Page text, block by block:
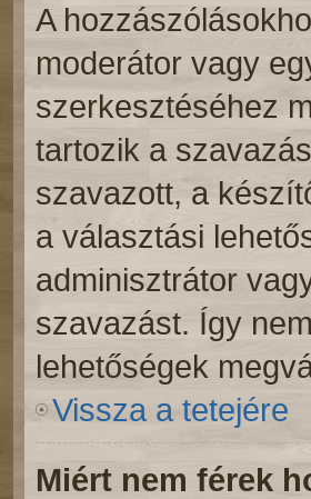
A
moderátor vagy
szerkesztéséhez
tartozik a
szavazott, a
a választási
adminisztrátor
szavazást. Így
lehetőségek
Vissza a tetejére
Miért nem férek